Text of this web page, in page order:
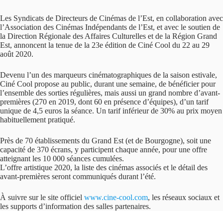
Les Syndicats de Directeurs de Cinémas de l’Est, en collaboration avec
l’Association des Cinémas Indépendants de l’Est, et avec le soutien de
la Direction Régionale des Affaires Culturelles et de la Région Grand
Est, annoncent la tenue de la 23e édition de Ciné Cool du 22 au 29
août 2020.
Devenu l’un des marqueurs cinématographiques de la saison estivale,
Ciné Cool propose au public, durant une semaine, de bénéficier pour
l’ensemble des sorties régulières, mais aussi un grand nombre d’avant-
premières (270 en 2019, dont 60 en présence d’équipes), d’un tarif
unique de 4,5 euros la séance. Un tarif inférieur de 30% au prix moyen
habituellement pratiqué.
Près de 70 établissements du Grand Est (et de Bourgogne), soit une
capacité de 370 écrans, y participent chaque année, pour une offre
atteignant les 10 000 séances cumulées.
L’offre artistique 2020, la liste des cinémas associés et le détail des
avant-premières seront communiqués durant l’été.
À suivre sur le site officiel www.cine-cool.com, les réseaux sociaux et
les supports d’information des salles partenaires.